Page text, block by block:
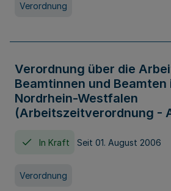
Verordnung
Verordnung über die
Beamtinnen und Beamten
Nordrhein-Westfalen
(Arbeitszeitverordnung -
In Kraft Seit 01. August 2006
Verordnung